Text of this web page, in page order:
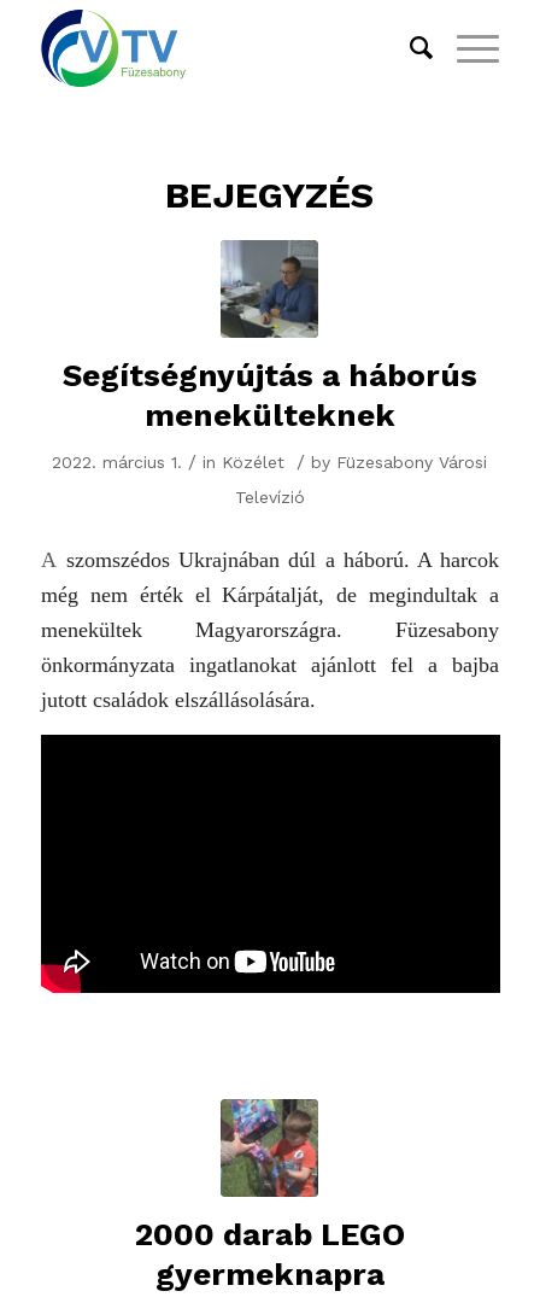
BEJEGYZÉS
Segítségnyújtás a háborús
menekülteknek
2022. március 1. / in Közélet / by Füzesabony Városi
Televízió
A szomszédos Ukrajnában dúl a háború. A harcok
még nem érték el Kárpátalját, de megindultak a
menekültek Magyarországra. Füzesabony
önkormányzata ingatlanokat ajánlott fel a bajba
jutott családok elszállásolására.
2000 darab LEGO
gyermeknapra